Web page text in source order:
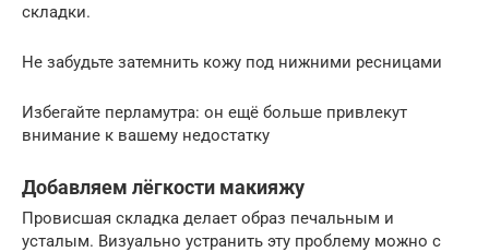
складки.
Не забудьте затемнить кожу под нижними ресницами
Избегайте перламутра: он ещё больше привлекут
внимание к вашему недостатку
Добавляем лёгкости макияжу
Провисшая складка делает образ печальным и
усталым. Визуально устранить эту проблему можно с